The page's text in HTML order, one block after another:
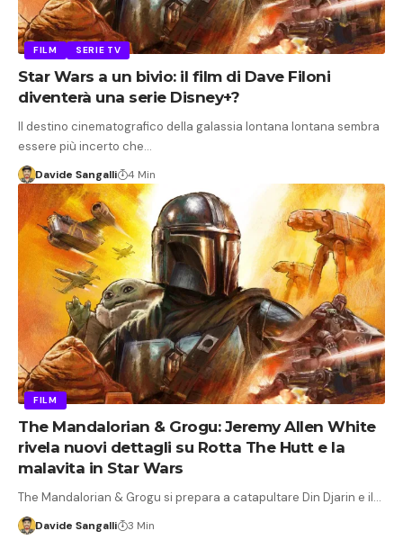
FILM SERIE TV
Star Wars a un bivio: il film di Dave Filoni
diventerà una serie Disney+?
Il destino cinematografico della galassia lontana lontana sembra
essere più incerto che…
Davide Sangalli 4 Min
FILM
The Mandalorian & Grogu: Jeremy Allen White
rivela nuovi dettagli su Rotta The Hutt e la
malavita in Star Wars
The Mandalorian & Grogu si prepara a catapultare Din Djarin e il…
Davide Sangalli 3 Min